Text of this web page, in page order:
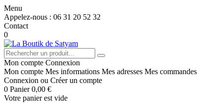
Menu
Appelez-nous : 06 31 20 52 32
Contact
0
Mon compte Connexion
Mon compte Mes informations Mes adresses Mes commandes
Connexion ou Créer un compte
0 Panier 0,00 €
Votre panier est vide